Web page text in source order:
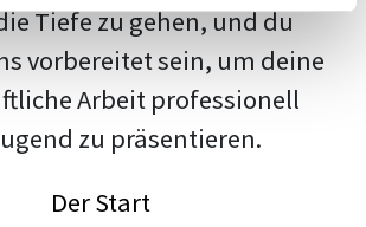
Tiefe zu gehen, und du
vorbereitet sein, um deine
Arbeit professionell
zu präsentieren.
Der Start